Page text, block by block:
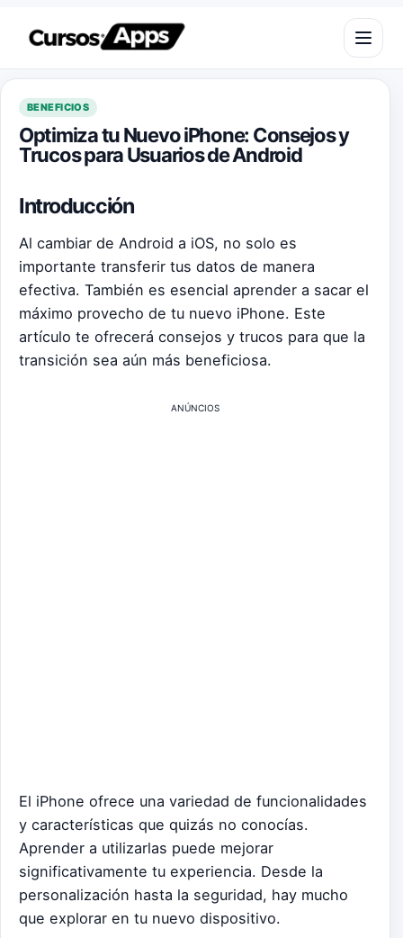
Saltar al contenido
Abrir
BENEFICIOS
Optimiza tu Nuevo iPhone: Consejos y
Trucos para Usuarios de Android
Introducción
Al cambiar de Android a iOS, no solo es
importante transferir tus datos de manera
efectiva. También es esencial aprender a sacar el
máximo provecho de tu nuevo iPhone. Este
artículo te ofrecerá consejos y trucos para que la
transición sea aún más beneficiosa.
ANÚNCIOS
El iPhone ofrece una variedad de funcionalidades
y características que quizás no conocías.
Aprender a utilizarlas puede mejorar
significativamente tu experiencia. Desde la
personalización hasta la seguridad, hay mucho
que explorar en tu nuevo dispositivo.